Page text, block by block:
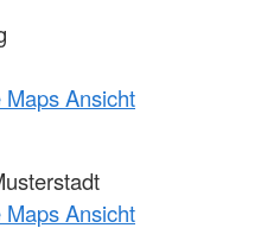
Ansicht
Ansicht